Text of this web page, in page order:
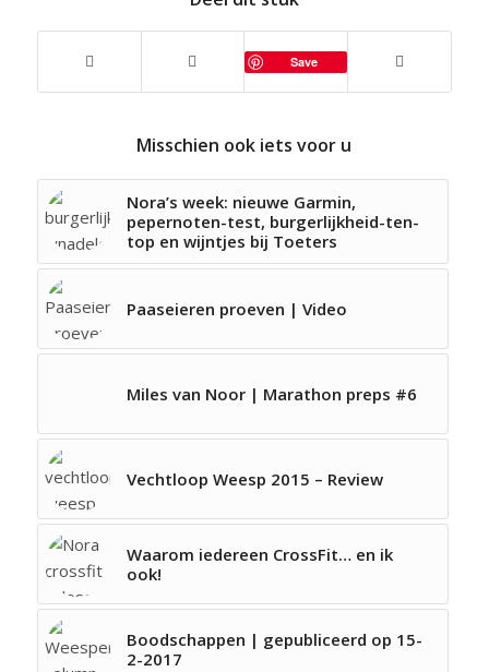
Save
Misschien ook iets voor u
Nora’s week: nieuwe Garmin,
pepernoten-test, burgerlijkheid-ten-
top en wijntjes bij Toeters
Paaseieren proeven | Video
Miles van Noor | Marathon preps #6
Vechtloop Weesp 2015 – Review
Waarom iedereen CrossFit… en ik
ook!
Boodschappen | gepubliceerd op 15-
2-2017